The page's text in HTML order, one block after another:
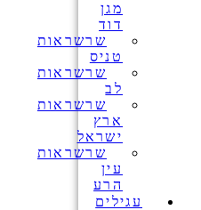
מגן
דוד
שרשראות
טניס
שרשראות
לב
שרשראות
ארץ
ישראל
שרשראות
עין
הרע
עגילים